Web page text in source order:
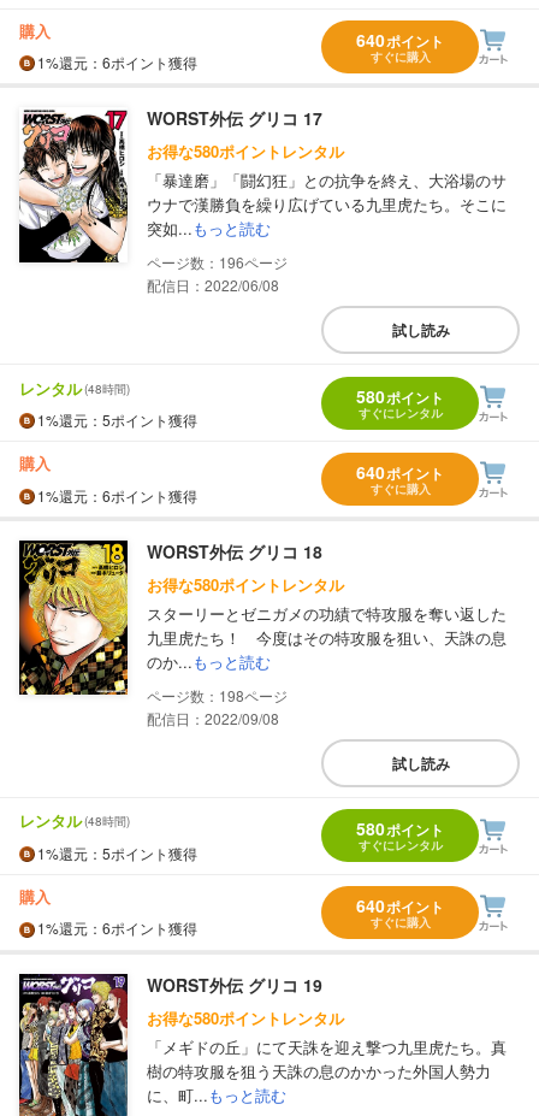
購入
1%還元 ：6ポイント獲得
640ポイント
すぐに購入
WORST外伝 グリコ 17
お得な580ポイントレンタル
「暴達磨」「闘幻狂」との抗争を終え、大浴場のサ
ウナで漢勝負を繰り広げている九里虎たち。そこに
突如...もっと読む
196
配信日：2022/06/08
試し読み
レンタル(48時間)
1%還元 ：5ポイント獲得
580ポイント
すぐにレンタル
購入
1%還元 ：6ポイント獲得
640ポイント
すぐに購入
WORST外伝 グリコ 18
お得な580ポイントレンタル
スターリーとゼニガメの功績で特攻服を奪い返した
九里虎たち！ 今度はその特攻服を狙い、天誅の息
のか...もっと読む
198
配信日：2022/09/08
試し読み
レンタル(48時間)
1%還元 ：5ポイント獲得
580ポイント
すぐにレンタル
購入
1%還元 ：6ポイント獲得
640ポイント
すぐに購入
WORST外伝 グリコ 19
お得な580ポイントレンタル
「メギドの丘」にて天誅を迎え撃つ九里虎たち。真
樹の特攻服を狙う天誅の息のかかった外国人勢力
に、町...もっと読む